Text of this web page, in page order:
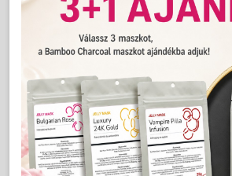
LAKOSSÁGI ÁR (BRUTTÓ)
1 199 Ft
Jutalom:24 pont
Kedvencnek jelöl